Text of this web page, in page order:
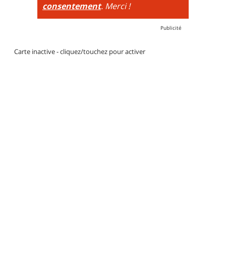
consentement. Merci !